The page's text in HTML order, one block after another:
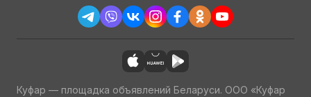
Куфар — площадка объявлений Беларуси. ООО «Куфар